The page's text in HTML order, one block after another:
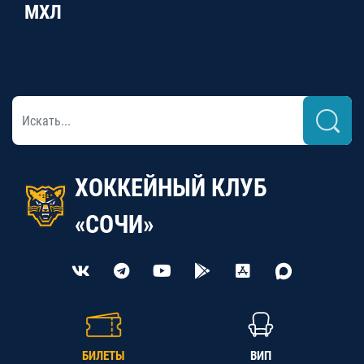
МХЛ
ХОККЕЙНЫЙ КЛУБ
«СОЧИ»
БИЛЕТЫ ВИП